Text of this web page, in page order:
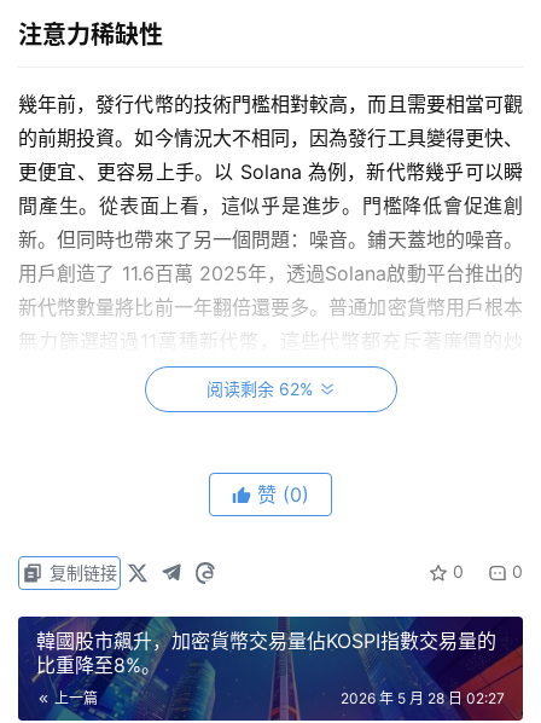
注意力稀缺性
幾年前，發行代幣的技術門檻相對較高，而且需要相當可觀
的前期投資。如今情況大不相同，因為發行工具變得更快、
更便宜、更容易上手。以 Solana 為例，新代幣幾乎可以瞬
間產生。從表面上看，這似乎是進步。門檻降低會促進創
新。但同時也帶來了另一個問題：噪音。鋪天蓋地的噪音。
用戶創造了 11.6百萬 2025年，透過Solana啟動平台推出的
新代幣數量將比前一年翻倍還要多。普通加密貨幣用戶根本
無力篩選超過11萬種新代幣，這些代幣都充斥著廉價的炒
作、虛假的互動、匿名帳戶、付費推廣以及曇花一現的社
區。即使是經驗豐富的交易員也很難區分真正的建造者和投
令人遺憾的是，許多合法項目被埋沒，人們的資金卻投入了
於優質代幣越來越難找到。
去中心化的雙面刃
當注意力分散到數百萬個代幣上時，行銷最大的項目往往能
阅读剩余 62%
赞 (0)
0 0
复制链接
韓國股市飆升，加密貨幣交易量佔KOSPI指數交易量的
比重降至8%。
上一篇 2026 年 5 月 28 日 02:27